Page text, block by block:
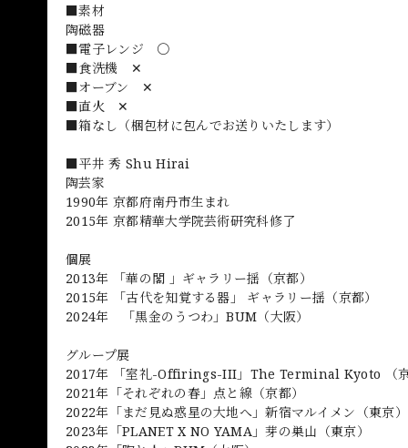
■素材
陶磁器
■電子レンジ 〇
■食洗機 ✕
■オーブン ✕
■直火 ✕
■箱なし（梱包材に包んでお送りいたします）
■平井 秀 Shu Hirai
陶芸家
1990年 京都府南丹市生まれ
2015年 京都精華大学院芸術研究科修了
個展
2013年 「華の閣 」ギャラリー揺（京都）
2015年 「古代を知覚する器」 ギャラリー揺（京都）
2024年 「黒金のうつわ」BUM（大阪）
グループ展
2017年 「室礼-Offirings-III」The Terminal Kyoto （
2021年「それぞれの春」点と線（京都）
2022年「まだ見ぬ惑星の大地へ」新宿マルイメン（東京）
2023年「PLANET X NO YAMA」芽の巣山（東京）